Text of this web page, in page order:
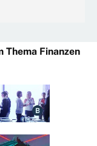
Thema Finanzen